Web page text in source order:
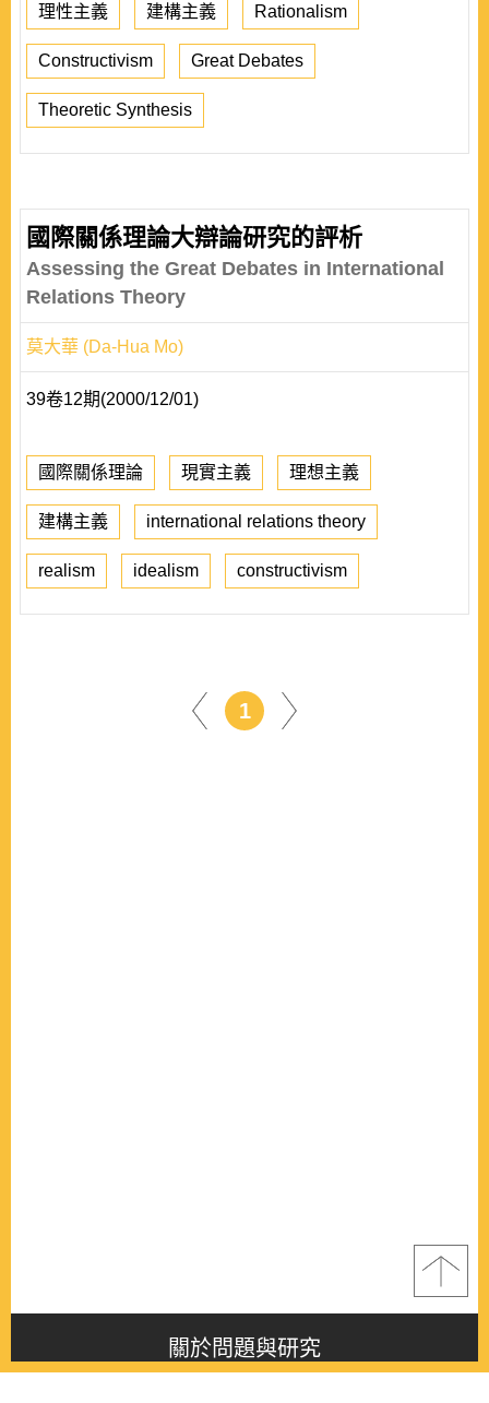
理性主義 建構主義 Rationalism
Constructivism Great Debates
Theoretic Synthesis
國際關係理論大辯論研究的評析
Assessing the Great Debates in International
Relations Theory
莫大華 (Da-Hua Mo)
39卷12期(2000/12/01)
國際關係理論 現實主義 理想主義
建構主義 international relations theory
realism idealism constructivism
1
關於問題與研究
About this journal